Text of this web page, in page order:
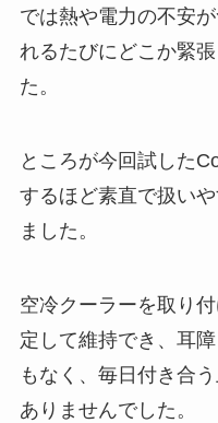
では熱や電力の不安
れるたびにどこか緊
た。
ところが今回試した
するほど素直で扱い
ました。
空冷クーラーを取り
定して維持でき、耳
もなく、毎日付き合
ありませんでした。